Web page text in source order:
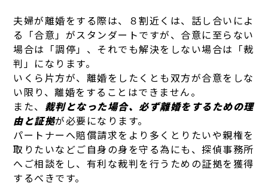
夫婦が離婚をする際は、８割近くは、話し合いによ
る「合意」がスタンダートですが、合意に至らない
場合は「調停」、それでも解決をしない場合は「裁
判」になります。
いくら片方が、離婚をしたくとも双方が合意をしな
い限り、離婚をすることはできません。
また、 裁判となった場合、必ず離婚をするための理
由と証拠が必要になります。
パートナーへ賠償請求をより多くとりたいや親権を
取りたいなどご自身の身を守る為にも、探偵事務所
へご相談をし、有利な裁判を行うための証拠を獲得
するべきです。